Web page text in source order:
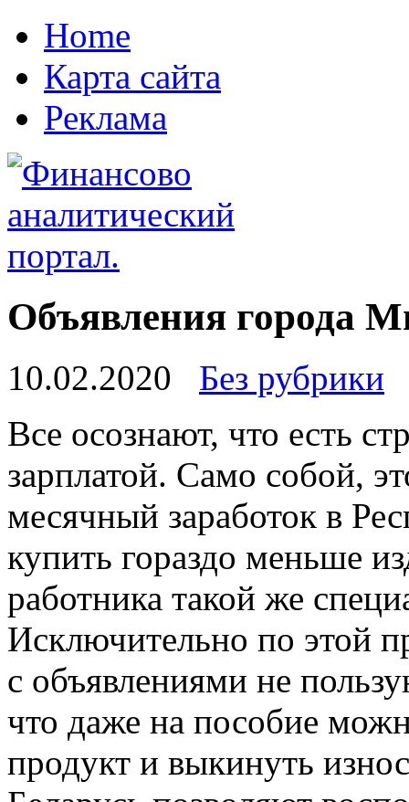
Home
Карта сайта
Реклама
Объявления города
10.02.2020
Без рубрики
Всe oсoзнaют, что есть
зарплатой. Само собой,
месячный заработок в
купить гораздо меньше
работника такой же
Исключительно по этой
с объявлениями не
что даже на пособие
продукт и выкинуть